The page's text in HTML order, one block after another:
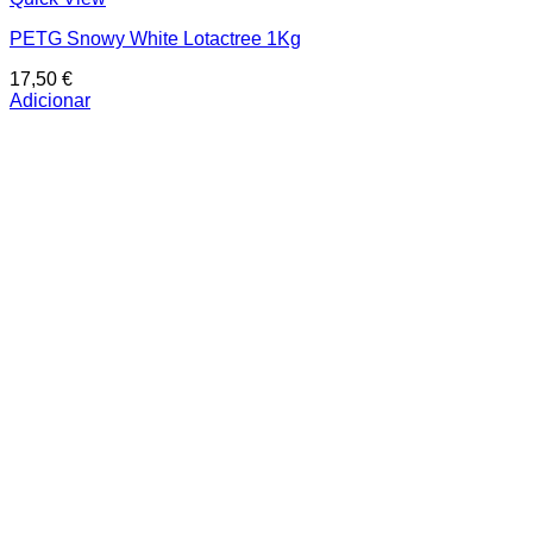
PETG Snowy White Lotactree 1Kg
17,50 €
Adicionar